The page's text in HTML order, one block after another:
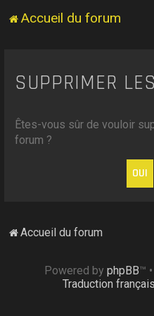
Accueil du forum
SUPPRIMER
Êtes-vous sûr de vouloir
forum ?
Accueil du forum
Powered by phpBB™
Traduction